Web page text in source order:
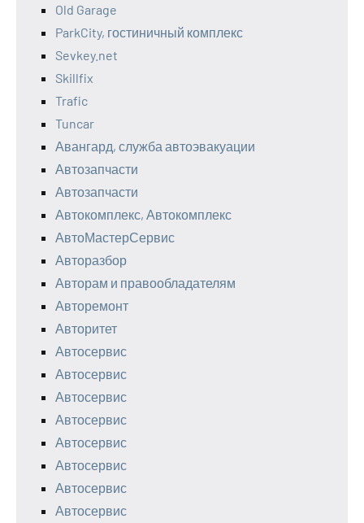
Old Garage
ParkCity, гостиничный комплекс
Sevkey.net
Skillfix
Trafic
Tuncar
Авангард, служба автоэвакуации
Автозапчасти
Автозапчасти
Автокомплекс, Автокомплекс
АвтоМастерСервис
Авторазбор
Авторам и правообладателям
Авторемонт
Авторитет
Автосервис
Автосервис
Автосервис
Автосервис
Автосервис
Автосервис
Автосервис
Автосервис